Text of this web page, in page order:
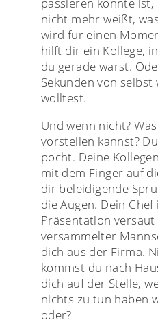
nicht mehr weißt,
wird für einen
hilft dir ein Kollege,
du gerade warst.
Sekunden von selbst
wolltest.
Und wenn nicht?
vorstellen kannst?
pocht. Deine
mit dem Finger auf
dir beleidigende
die Augen. Dein
Präsentation
versammelter
dich aus der Firma.
kommst du nach
dich auf der Stelle,
nichts zu tun haben
oder?